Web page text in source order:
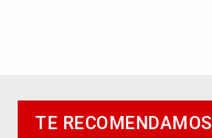
TE RECOMENDAMOS